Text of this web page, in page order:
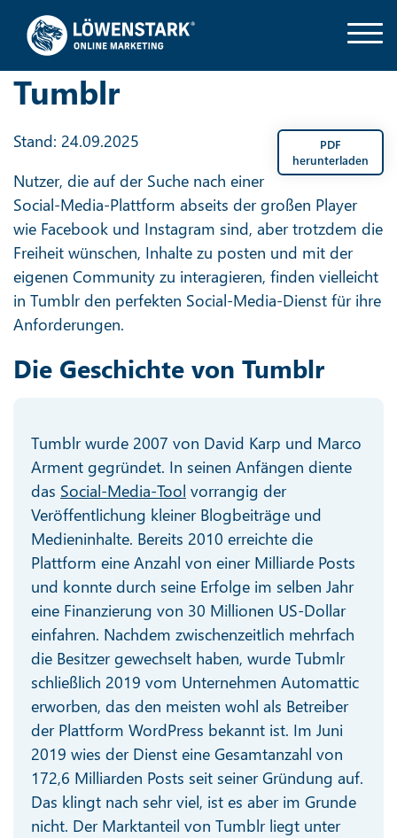
Tumblr
PDF
herunterladen
Stand: 24.09.2025
Nutzer, die auf der Suche nach einer
Social-Media-Plattform abseits der großen Player
wie Facebook und Instagram sind, aber trotzdem die
Freiheit wünschen, Inhalte zu posten und mit der
eigenen Community zu interagieren, finden vielleicht
in Tumblr den perfekten Social-Media-Dienst für ihre
Anforderungen.
Die Geschichte von Tumblr
Tumblr wurde 2007 von David Karp und Marco
Arment gegründet. In seinen Anfängen diente
das Social-Media-Tool vorrangig der
Veröffentlichung kleiner Blogbeiträge und
Medieninhalte. Bereits 2010 erreichte die
Plattform eine Anzahl von einer Milliarde Posts
und konnte durch seine Erfolge im selben Jahr
eine Finanzierung von 30 Millionen US-Dollar
einfahren. Nachdem zwischenzeitlich mehrfach
die Besitzer gewechselt haben, wurde Tubmlr
schließlich 2019 vom Unternehmen Automattic
erworben, das den meisten wohl als Betreiber
der Plattform WordPress bekannt ist. Im Juni
2019 wies der Dienst eine Gesamtanzahl von
172,6 Milliarden Posts seit seiner Gründung auf.
Das klingt nach sehr viel, ist es aber im Grunde
nicht. Der Marktanteil von Tumblr liegt unter